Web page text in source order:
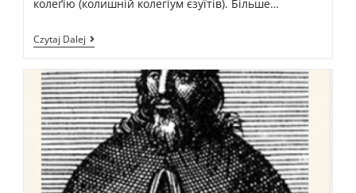
колеґію (колишній колегіум єзуїтів). Більше…
Czytaj Dalej